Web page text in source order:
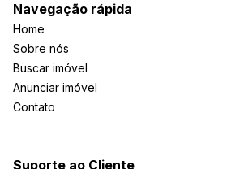
Navegação rápida
Home
Sobre nós
Buscar imóvel
Anunciar imóvel
Contato
Suporte ao Cliente